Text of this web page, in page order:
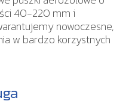
40-220 mm i
nowoczesne,
w bardzo korzystnych